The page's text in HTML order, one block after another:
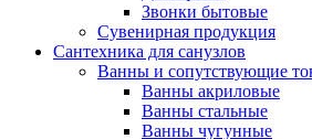
Звонки бытовые
Сувенирная продукция
Сантехника для санузлов
Ванны и сопутствующие
Ванны акриловые
Ванны стальные
Ванны чугунные